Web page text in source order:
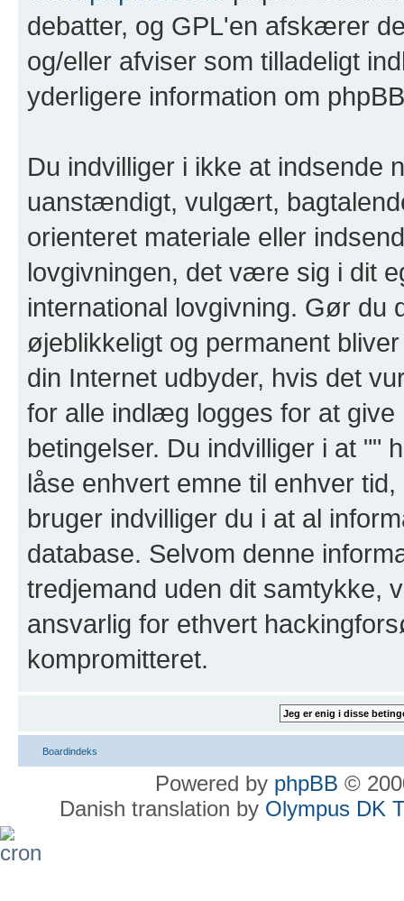
debatter, og GPL'en afskærer
og/eller afviser som tilladeligt
yderligere information om
Du indvilliger i ikke at indsende
uanstændigt, vulgært,
orienteret materiale eller
lovgivningen, det være sig i dit
international lovgivning. Gør du
øjeblikkeligt og permanent
din Internet udbyder, hvis det
for alle indlæg logges for at
betingelser. Du indvilliger i at ""
låse enhvert emne til enhver
bruger indvilliger du i at al
database. Selvom denne
tredjemand uden dit samtykke,
ansvarlig for ethvert
kompromitteret.
Boardindeks
Powered by phpBB ©
Danish translation by Olympus DK